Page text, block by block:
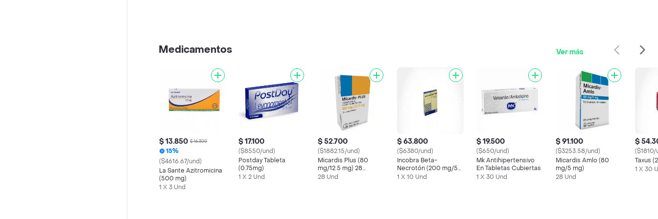
Medicamentos Ver más
$ 13.850 $ 16.300
15%
($4616.67/und)
La Sante Azitromicina
(500 mg)
1 X 3 Und
$ 17.100
($8550/und)
Postday Tableta
(0.75mg)
1 X 2 Und
$ 52.700
($1882.15/und)
Micardis Plus (80
mg/12.5 mg) 28
Comprimidos
28 Und
$ 63.800
($6380/und)
Incobra Beta-
Necrotón (200 mg/50
mg)
1 X 10 Und
$ 19.500
($650/und)
Mk Antihipertensivo
En Tabletas Cubiertas
1 X 30 Und
$ 91.100
($3253.58/und)
Micardis Amlo (80
mg/5 mg)
28 Und
$
($1810/
Taxus
1 X 30